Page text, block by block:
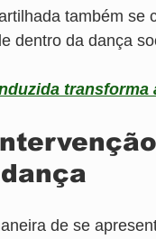
também se
dentro da dança
de se